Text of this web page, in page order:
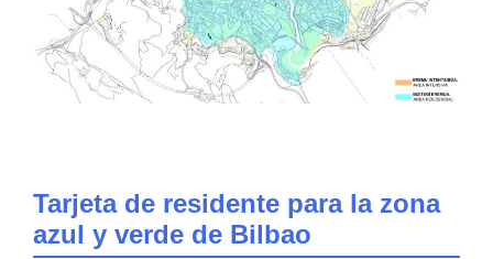
Tarjeta de residente para la zona
azul y verde de Bilbao